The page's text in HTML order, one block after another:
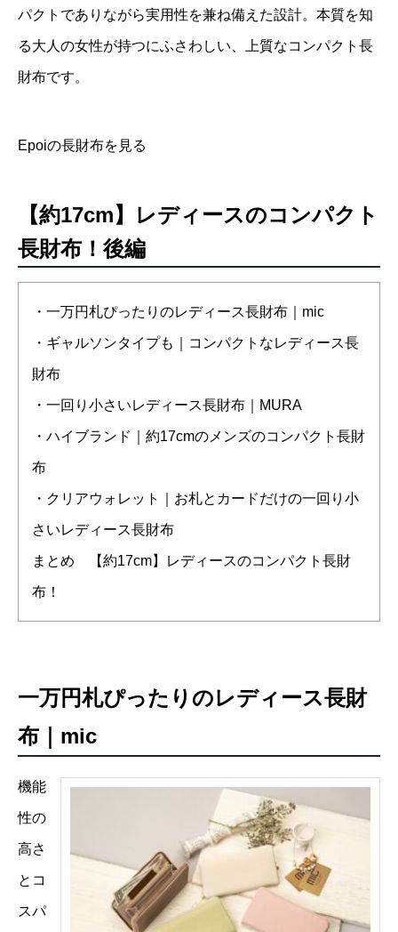
パクトでありながら実用性を兼ね備えた設計。本質を知
る大人の女性が持つにふさわしい、上質なコンパクト長
財布です。
Epoiの長財布を見る
【約17cm】レディースのコンパクト
長財布！後編
・一万円札ぴったりのレディース長財布｜mic
・ギャルソンタイプも｜コンパクトなレディース長
財布
・一回り小さいレディース長財布｜MURA
・ハイブランド｜約17cmのメンズのコンパクト長財
布
・クリアウォレット｜お札とカードだけの一回り小
さいレディース長財布
まとめ 【約17cm】レディースのコンパクト長財
布！
一万円札ぴったりのレディース長財
布｜mic
機能
性の
高さ
とコ
スパ